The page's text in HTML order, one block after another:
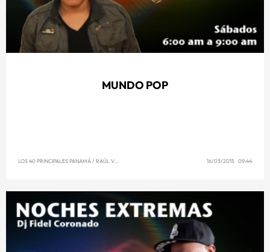
MUNDO POP
LOS 40 PRINCIPALES PANAMÁ/ RAÚL VENCE 16/03/2015 09:44